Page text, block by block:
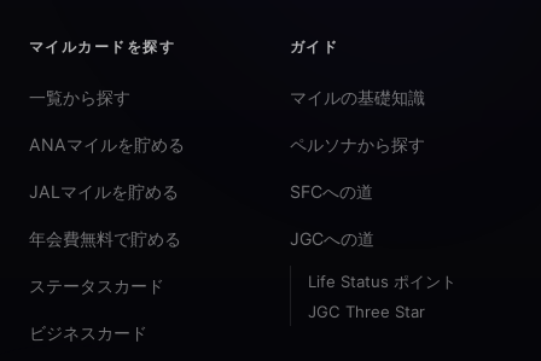
マイルカードを探す
一覧から探す
ANAマイルを貯める
JALマイルを貯める
年会費無料で貯める
ステータスカード
ビジネスカード
ガイド
マイルの基礎知識
ペルソナから探す
SFCへの道
JGCへの道
Life Status ポイント
JGC Three Star